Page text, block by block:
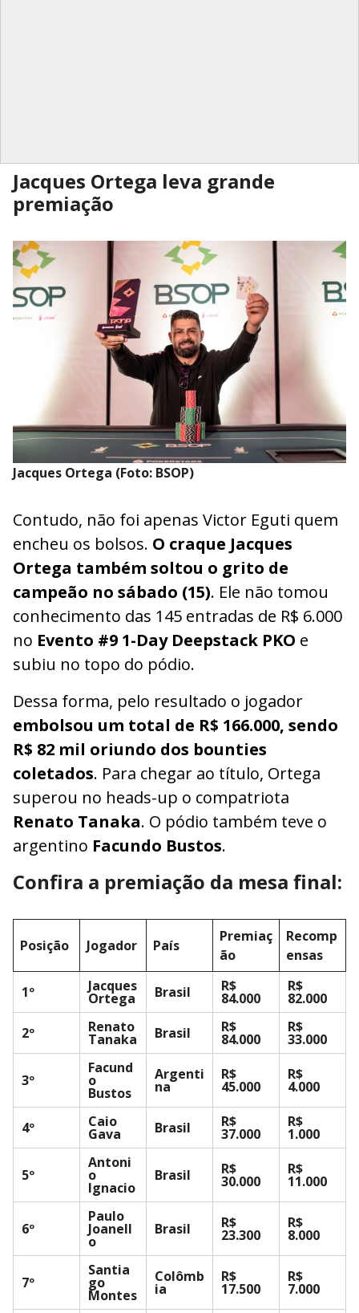
Jacques Ortega leva grande
premiação
Jacques Ortega (Foto: BSOP)
Contudo, não foi apenas Victor Eguti quem
encheu os bolsos. O craque Jacques
Ortega também soltou o grito de
campeão no sábado (15). Ele não tomou
conhecimento das 145 entradas de R$ 6.000
no Evento #9 1-Day Deepstack PKO e
subiu no topo do pódio.
Dessa forma, pelo resultado o jogador
embolsou um total de R$ 166.000, sendo
R$ 82 mil oriundo dos bounties
coletados. Para chegar ao título, Ortega
superou no heads-up o compatriota
Renato Tanaka. O pódio também teve o
argentino Facundo Bustos.
Confira a premiação da mesa final:
Posição Jogador País
Premiaç
ão
Recomp
ensas
1º Jacques
Ortega Brasil R$
84.000
R$
82.000
2º
Renato
Tanaka Brasil R$
84.000
R$
33.000
3º
Facund
o
Bustos
Argenti
na
R$
45.000
R$
4.000
4º Caio
Gava Brasil R$
37.000
R$
1.000
5º
Antoni
o
Ignacio
Brasil R$
30.000
R$
11.000
6º
Paulo
Joanell
o
Brasil R$
23.300
R$
8.000
7º
Santia
go
Montes
Colômb
ia
R$
17.500
R$
7.000